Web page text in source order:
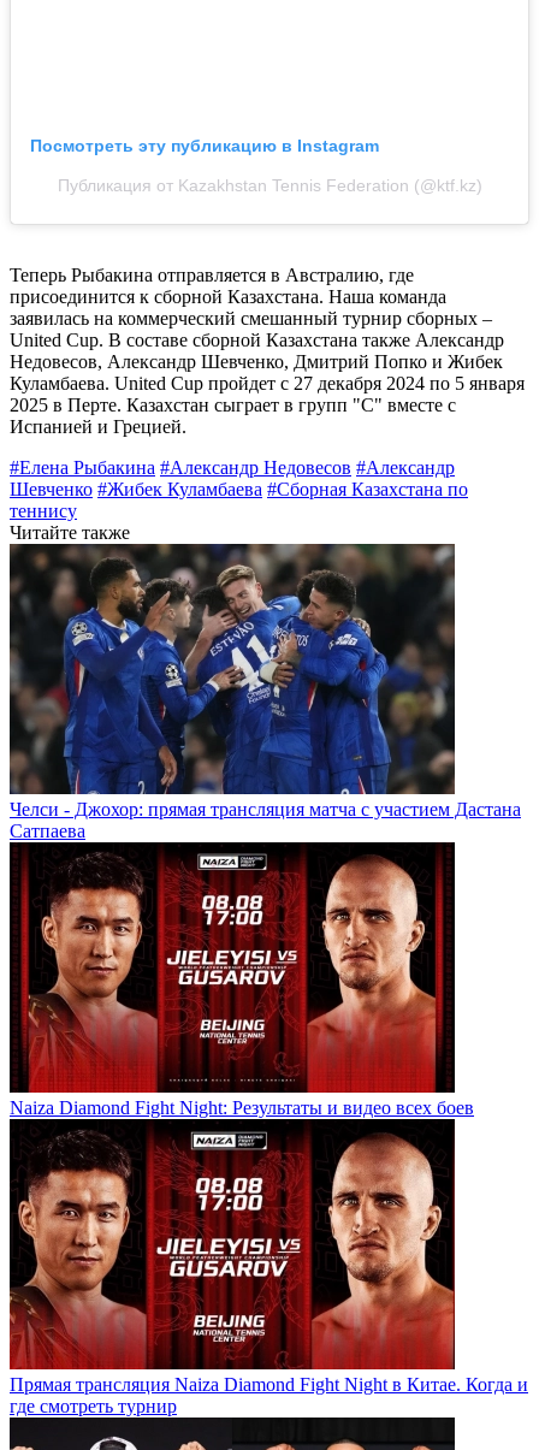
Посмотреть эту публикацию в Instagram
Публикация от Kazakhstan Tennis Federation (@ktf.kz)
Теперь Рыбакина отправляется в Австралию, где
присоединится к сборной Казахстана. Наша команда
заявилась на коммерческий смешанный турнир сборных –
United Cup. В составе сборной Казахстана также Александр
Недовесов, Александр Шевченко, Дмитрий Попко и Жибек
Куламбаева. United Cup пройдет с 27 декабря 2024 по 5 января
2025 в Перте. Казахстан сыграет в групп "С" вместе с
Испанией и Грецией.
#Елена Рыбакина #Александр Недовесов #Александр
Шевченко #Жибек Куламбаева #Сборная Казахстана по
теннису
Читайте также
Челси - Джохор: прямая трансляция матча с участием Дастана
Сатпаева
Naiza Diamond Fight Night: Результаты и видео всех боев
Прямая трансляция Naiza Diamond Fight Night в Китае. Когда и
где смотреть турнир